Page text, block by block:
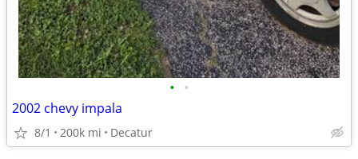
• •
2002 chevy impala
8/1 200k mi Decatur